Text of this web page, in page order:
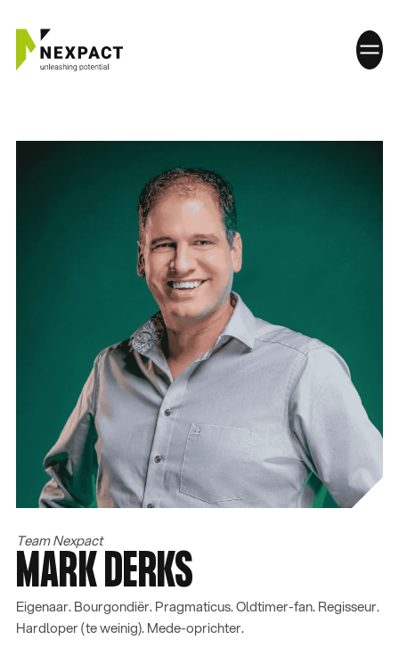
HOME
WAT WE DOEN
PLAN JE INSPIRATIEDAG
WERKEN BIJ
Wat we doen
Succesverhalen
Insights
Over ons
Werken bij Nexpact
Contact
Strategie en verandermanagement
Projectmanagement en coördinatie
Technisch advies en systeemintegratie
Operationele optimalisatie
Datamanagement en analyse
Cybersecurity en compliance
5405 AH Uden
Team Nexpact
MARK DERKS
Eigenaar. Bourgondiër. Pragmaticus. Oldtimer-fan. Regisseur.
Hardloper (te weinig). Mede-oprichter.